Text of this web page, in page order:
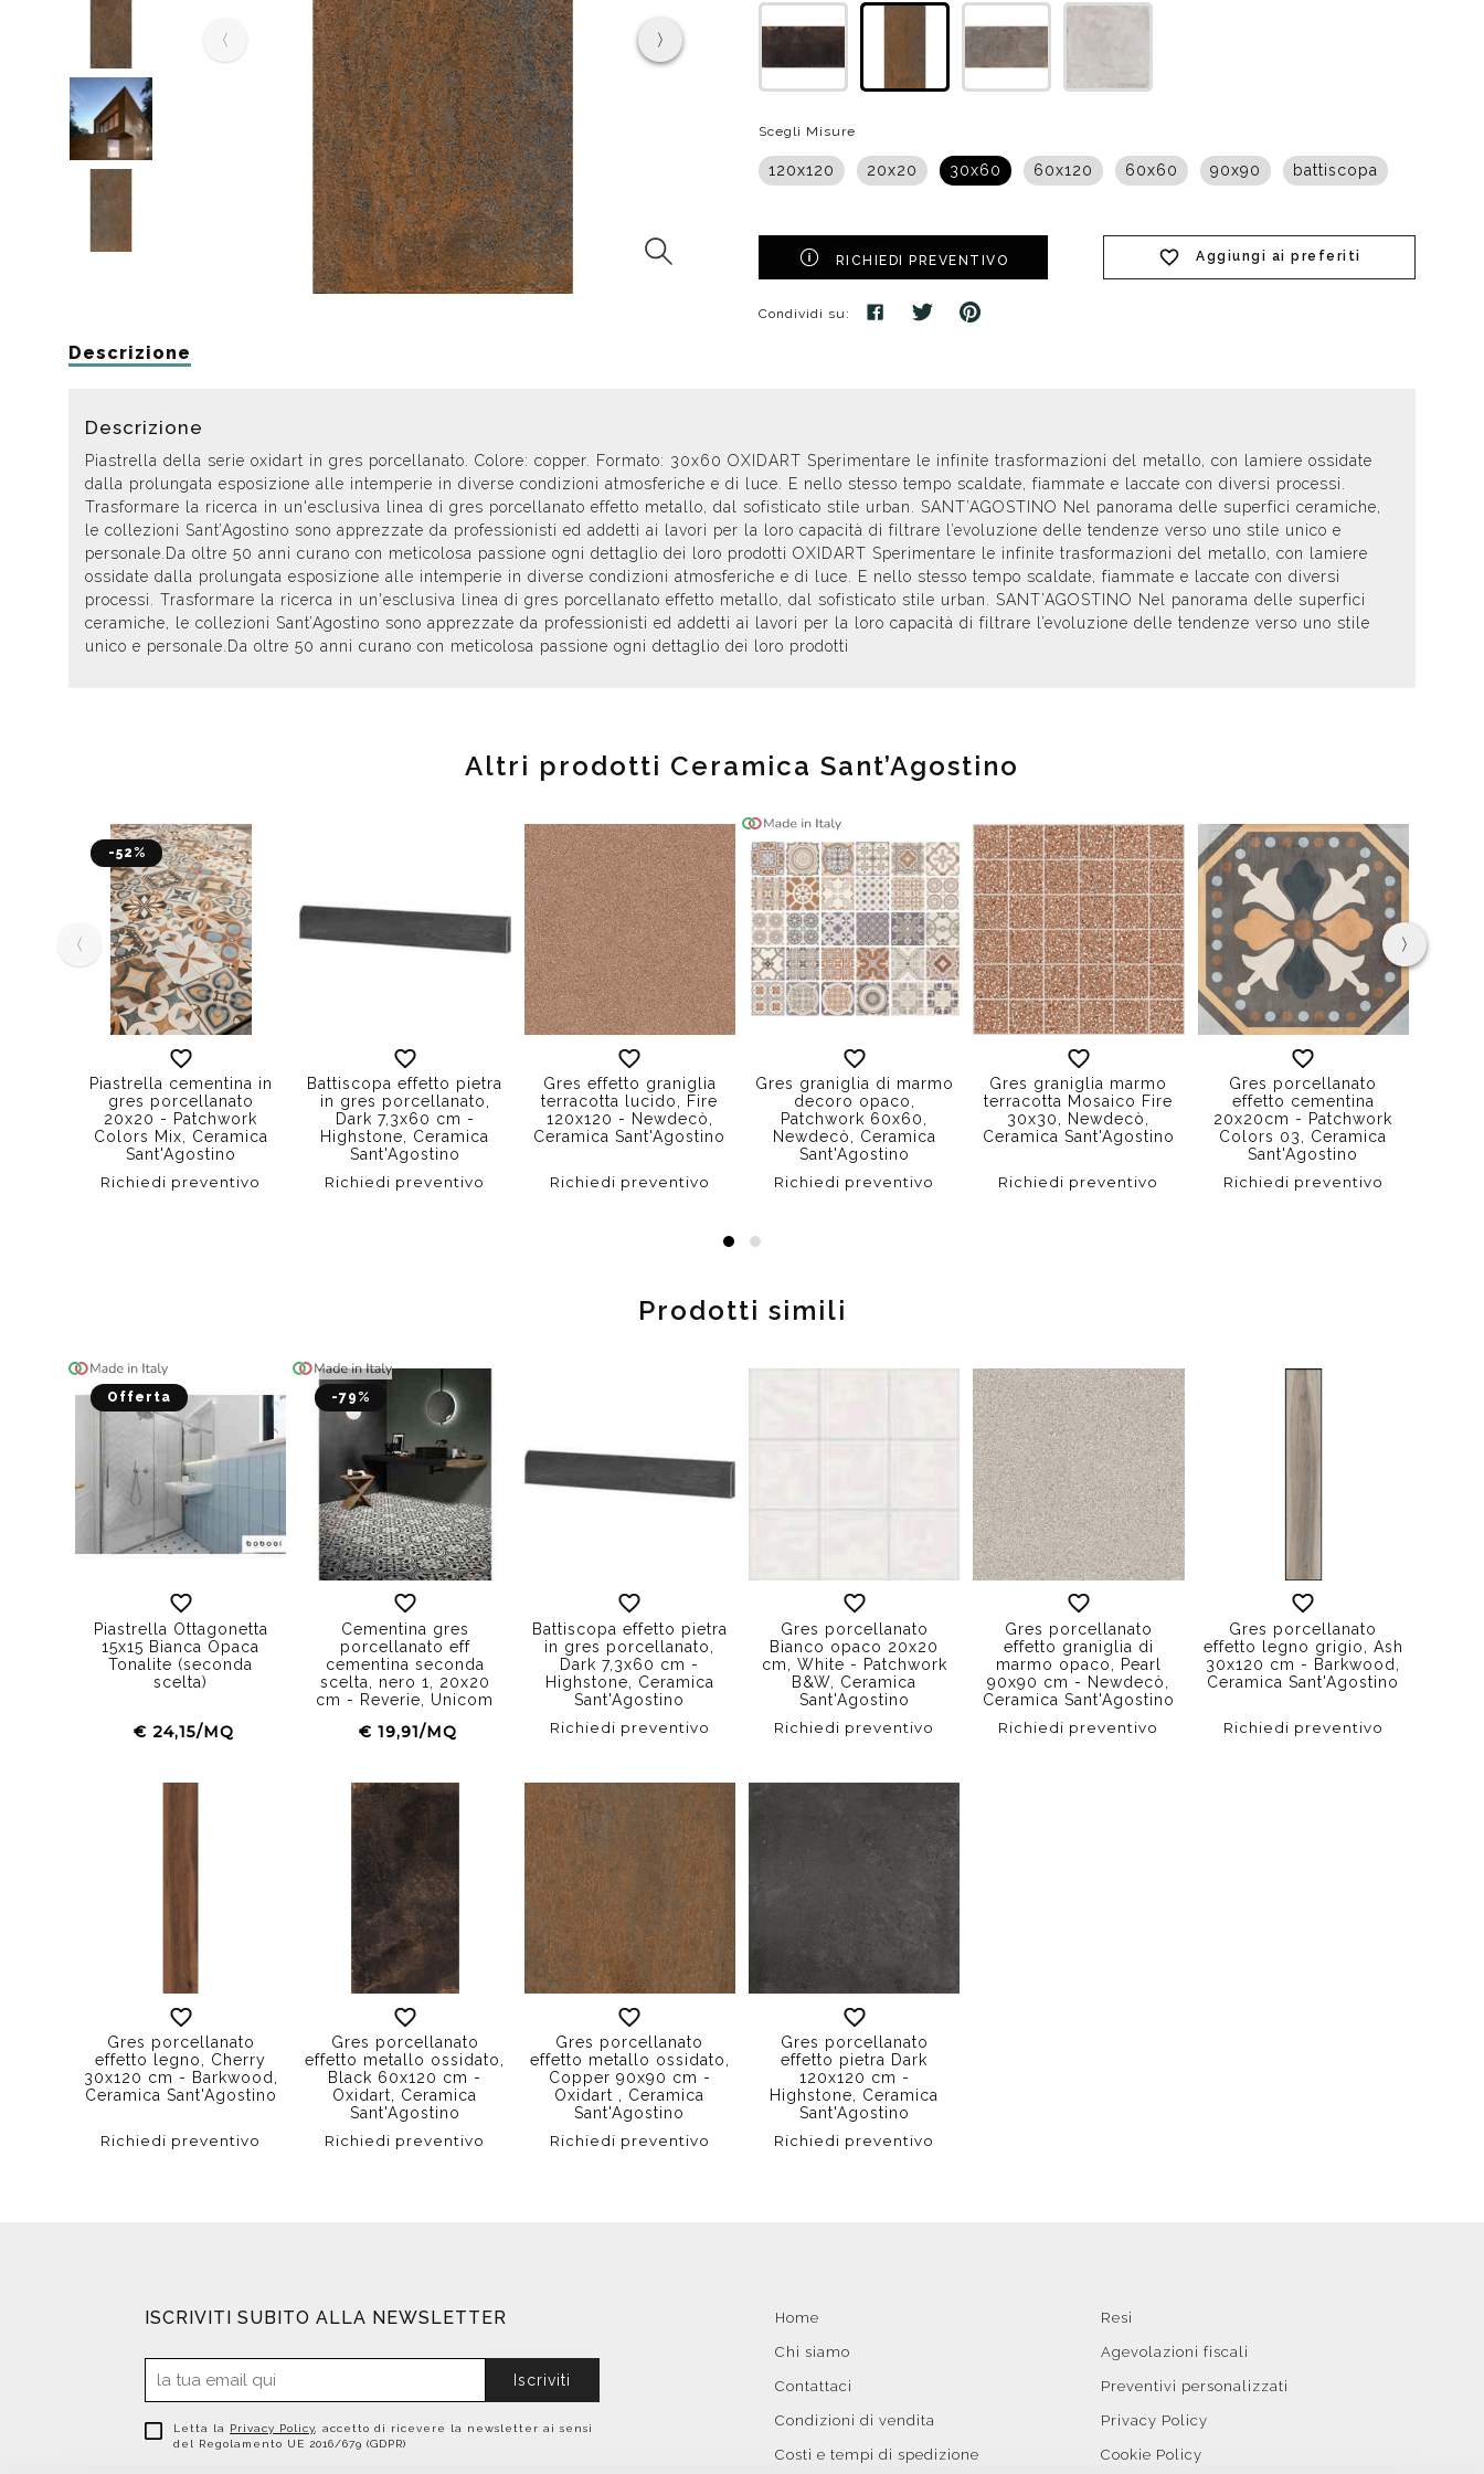
Quadrate
Tonde
Soffioni speciali
Idrogetti
Soffioni Renovation
Set doccia completi
Da Appoggio
Da Muro
Phon
Porta fazzoletti
Scegli Misure
120x120 20x20 30x60 60x120 60x60 90x90 battiscopa
RICHIEDI PREVENTIVO Aggiungi ai preferiti
Condividi su:
Descrizione
Descrizione
Piastrella della serie oxidart in gres porcellanato. Colore: copper. Formato: 30x60 OXIDART Sperimentare le infinite trasformazioni del metallo, con lamiere ossidate
dalla prolungata esposizione alle intemperie in diverse condizioni atmosferiche e di luce. E nello stesso tempo scaldate, fiammate e laccate con diversi processi.
Trasformare la ricerca in un'esclusiva linea di gres porcellanato effetto metallo, dal sofisticato stile urban. SANT’AGOSTINO Nel panorama delle superfici ceramiche,
le collezioni Sant’Agostino sono apprezzate da professionisti ed addetti ai lavori per la loro capacità di filtrare l’evoluzione delle tendenze verso uno stile unico e
personale.Da oltre 50 anni curano con meticolosa passione ogni dettaglio dei loro prodotti OXIDART Sperimentare le infinite trasformazioni del metallo, con lamiere
ossidate dalla prolungata esposizione alle intemperie in diverse condizioni atmosferiche e di luce. E nello stesso tempo scaldate, fiammate e laccate con diversi
processi. Trasformare la ricerca in un'esclusiva linea di gres porcellanato effetto metallo, dal sofisticato stile urban. SANT’AGOSTINO Nel panorama delle superfici
ceramiche, le collezioni Sant’Agostino sono apprezzate da professionisti ed addetti ai lavori per la loro capacità di filtrare l’evoluzione delle tendenze verso uno stile
unico e personale.Da oltre 50 anni curano con meticolosa passione ogni dettaglio dei loro prodotti
Altri prodotti Ceramica Sant’Agostino
-52%
Piastrella cementina in
gres porcellanato
20x20 - Patchwork
Colors Mix, Ceramica
Sant'Agostino
Richiedi preventivo
Battiscopa effetto pietra
in gres porcellanato,
Dark 7,3x60 cm -
Highstone, Ceramica
Sant'Agostino
Richiedi preventivo
Gres effetto graniglia
terracotta lucido, Fire
120x120 - Newdecò,
Ceramica Sant'Agostino
Richiedi preventivo
Gres graniglia di marmo
decoro opaco,
Patchwork 60x60,
Newdecò, Ceramica
Sant'Agostino
Richiedi preventivo
Gres graniglia marmo
terracotta Mosaico Fire
30x30, Newdecò,
Ceramica Sant'Agostino
Richiedi preventivo
Gres porcellanato
effetto cementina
20x20cm - Patchwork
Colors 03, Ceramica
Sant'Agostino
Richiedi preventivo
‹ ›
Prodotti simili
Offerta
Piastrella Ottagonetta
15x15 Bianca Opaca
Tonalite (seconda
scelta)
€ 24,15/MQ
-79%
Cementina gres
porcellanato eff
cementina seconda
scelta, nero 1, 20x20
cm - Reverie, Unicom
€ 19,91/MQ
Battiscopa effetto pietra
in gres porcellanato,
Dark 7,3x60 cm -
Highstone, Ceramica
Sant'Agostino
Richiedi preventivo
Gres porcellanato
Bianco opaco 20x20
cm, White - Patchwork
B&W, Ceramica
Sant'Agostino
Richiedi preventivo
Gres porcellanato
effetto graniglia di
marmo opaco, Pearl
90x90 cm - Newdecò,
Ceramica Sant'Agostino
Richiedi preventivo
Gres porcellanato
effetto legno grigio, Ash
30x120 cm - Barkwood,
Ceramica Sant'Agostino
Richiedi preventivo
Gres porcellanato
effetto legno, Cherry
30x120 cm - Barkwood,
Ceramica Sant'Agostino
Richiedi preventivo
Gres porcellanato
effetto metallo ossidato,
Black 60x120 cm -
Oxidart, Ceramica
Sant'Agostino
Richiedi preventivo
Gres porcellanato
effetto metallo ossidato,
Copper 90x90 cm -
Oxidart , Ceramica
Sant'Agostino
Richiedi preventivo
Gres porcellanato
effetto pietra Dark
120x120 cm -
Highstone, Ceramica
Sant'Agostino
Richiedi preventivo
ISCRIVITI SUBITO ALLA NEWSLETTER
Iscriviti
Letta la Privacy Policy , accetto di ricevere la newsletter ai sensi
del Regolamento UE 2016/679 (GDPR)
Home
Chi siamo
Contattaci
Condizioni di vendita
Costi e tempi di spedizione
Resi
Agevolazioni fiscali
Preventivi personalizzati
Privacy Policy
Cookie Policy